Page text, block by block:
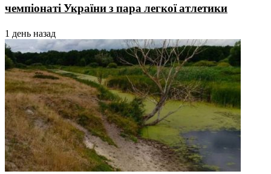
чемпіонаті України з пара легкої атлетики
1 день назад